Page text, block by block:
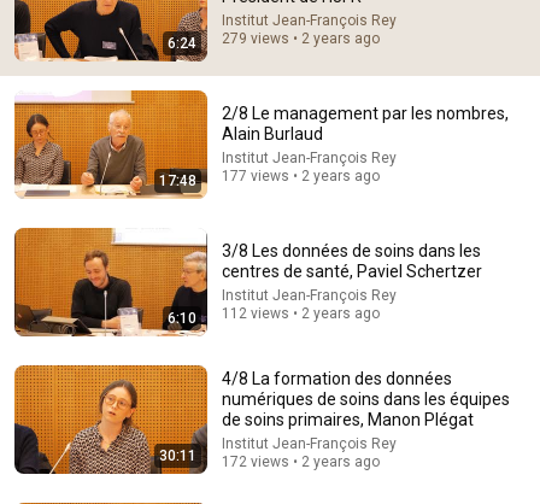
Comment...
2/8 Le management par les nombres, Alain Burlaud
Institut Jean-François Rey • 177 views
6:24
Institut Jean-François Rey
279 views • 2 years ago
17:48
2/8 Le management par les nombres,
Alain Burlaud
Institut Jean-François Rey
177 views • 2 years ago
6:10
3/8 Les données de soins dans les
centres de santé, Paviel Schertzer
Institut Jean-François Rey
112 views • 2 years ago
30:11
4/8 La formation des données
numériques de soins dans les équipes
de soins primaires, Manon Plégat
Institut Jean-François Rey
172 views • 2 years ago